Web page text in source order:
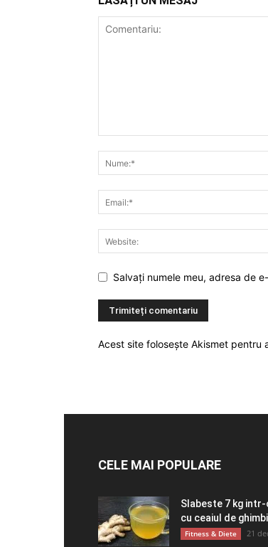
Salvați numele meu, adresa de
Acest site folosește Akismet pentru
CELE MAI POPULARE
Slabeste 7 kg
cu ceaiul de
Fitness & Diete 21